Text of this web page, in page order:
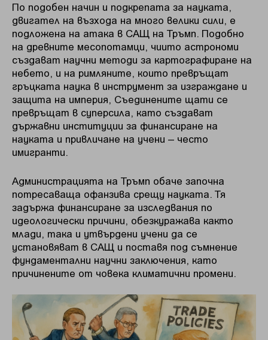
По подобен начин и подкрепата за науката,
двигател на възхода на много велики сили, е
подложена на атака в САЩ на Тръмп. Подобно
на древните месопотамци, чиито астрономи
създават научни методи за картографиране на
небето, и на римляните, които превръщат
гръцката наука в инструмент за изграждане и
защита на империя, Съединените щати се
превръщат в суперсила, като създават
държавни институции за финансиране на
науката и привличане на учени – често
имигранти.
Администрацията на Тръмп обаче започна
потресаваща офанзива срещу науката. Тя
задържа финансиране за изследвания по
идеологически причини, обезкуражава както
млади, така и утвърдени учени да се
установяват в САЩ и поставя под съмнение
фундаментални научни заключения, като
причинените от човека климатични промени.